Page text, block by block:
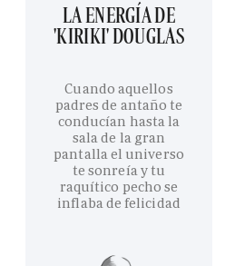
LA ENERGÍA DE
'KIRIKI' DOUGLAS
Cuando aquellos
padres de antaño te
conducían hasta la
sala de la gran
pantalla el universo
te sonreía y tu
raquítico pecho se
inflaba de felicidad